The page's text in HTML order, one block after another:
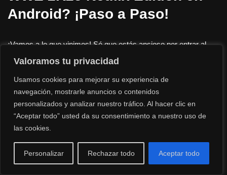
Valoramos tu privacidad
Usamos cookies para mejorar su experiencia de
navegación, mostrarle anuncios o contenidos
personalizados y analizar nuestro tráfico. Al hacer clic en
“Aceptar todo” usted da su consentimiento a nuestro uso de
las cookies.
Personalizar Rechazar todo Aceptar todo
Android? ¡Paso a Paso!
¡Vamos a lo que vinimos! Sé que estás ansioso por entrar al
ring, pero para que el juego corra como la seda, hay que hacer
VipproDescargas
de plata. Olvídate de registros complicados o saltar mil
anuncios; aquí vamos al grano. Sigue estos pasos y en menos
de lo que dura una cuenta de tres, estarás aplicando un RKO.
Asegura el terreno:
sección de descarga directa en nuestro sitio
VipproDescargas
. Haz clic en el enlace y verás que la